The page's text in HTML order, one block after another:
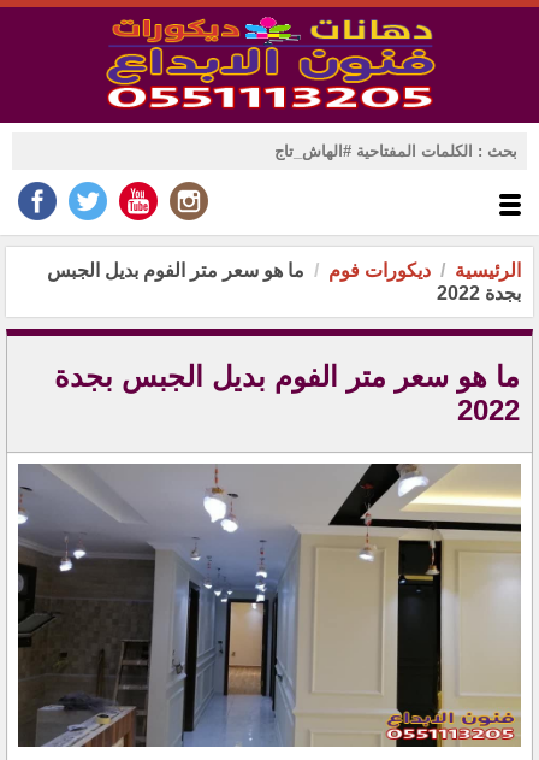
الرئيسية ديكورات فوم
ما هو سعر متر الفوم بديل الجبس
بجدة 2022
ما هو سعر متر الفوم بديل الجبس بجدة
2022